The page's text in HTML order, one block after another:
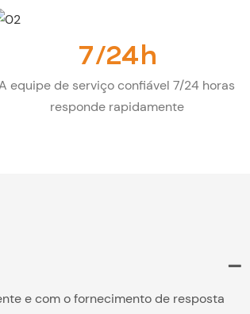
7/24h
equipe de serviço confiável 7/24 horas
responde rapidamente
e com o fornecimento de resposta